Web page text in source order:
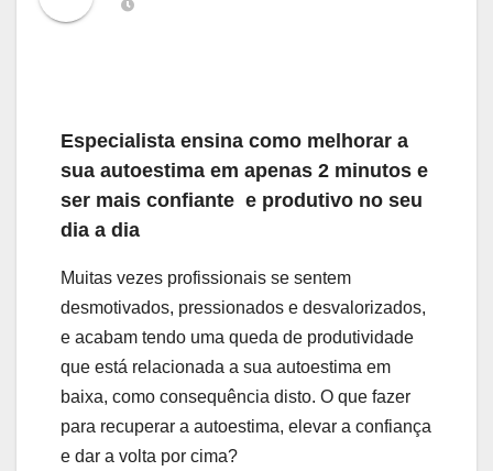
Especialista ensina como melhorar a
sua autoestima em apenas 2 minutos e
ser mais confiante e produtivo no seu
dia a dia
Muitas vezes profissionais se sentem
desmotivados, pressionados e desvalorizados,
e acabam tendo uma queda de produtividade
que está relacionada a sua autoestima em
baixa, como consequência disto. O que fazer
para recuperar a autoestima, elevar a confiança
e dar a volta por cima?